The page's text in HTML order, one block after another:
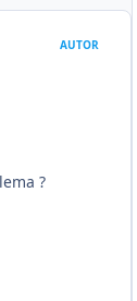
AUTOR
?